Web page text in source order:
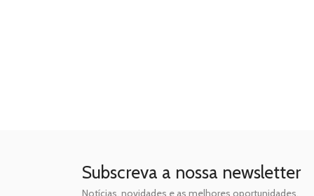
Subscreva a nossa newsletter
Notícias, novidades e as melhores oportunidades.